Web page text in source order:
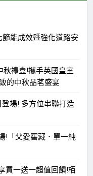
節能成效暨強化道路安
秋禮盒!攜手英國皇室
的中秋品茗盛宴
場! 多方位串聯打造
!「父愛窖藏．單一純
買一送一超值回饋!栢